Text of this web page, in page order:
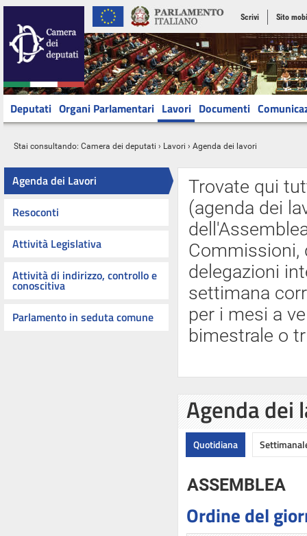
Scrivi Sito
Deputati Organi Parlamentari Lavori Documenti
Stai consultando: Camera dei deputati › Lavori › Agenda dei lavori
Agenda dei Lavori
Resoconti
Attività Legislativa
Attività di indirizzo, controllo e
conoscitiva
Parlamento in seduta comune
Trovate qui
(agenda dei
Commissioni,
delegazioni
settimana
per i mesi a
bimestrale o
Agenda dei
Quotidiana
ASSEMBLEA
Ordine del